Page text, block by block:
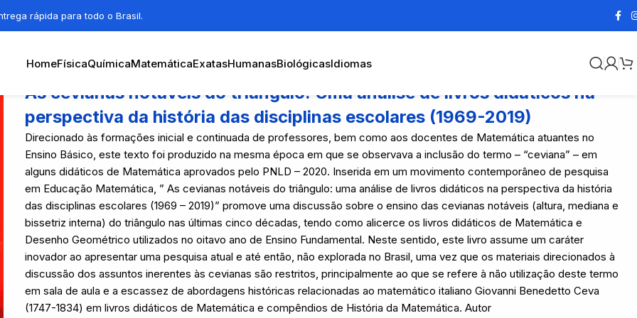
rápida para todo o Brasil.
HomeFísicaQuímicaMatemáticaExatasHumanasBiológicasIdiomas
As cevianas notáveis do triângulo: Uma análise de livros didáticos na
perspectiva da história das disciplinas escolares (1969-2019)
Direcionado às formações inicial e continuada de professores, bem como aos docentes de Matemática atuantes no
Ensino Básico, este texto foi produzido na mesma época em que se observava a inclusão do termo – “ceviana” – em
alguns didáticos de Matemática aprovados pelo PNLD – 2020. Inserida em um movimento contemporâneo de pesquisa
em Educação Matemática, ” As cevianas notáveis do triângulo: uma análise de livros didáticos na perspectiva da história
das disciplinas escolares (1969 – 2019)” promove uma discussão sobre o ensino das cevianas notáveis (altura, mediana e
bissetriz interna) do triângulo nas últimas cinco décadas, tendo como alicerce os livros didáticos de Matemática e
Desenho Geométrico utilizados no oitavo ano de Ensino Fundamental. Neste sentido, este livro assume um caráter
inovador ao apresentar uma pesquisa atual e até então, não explorada no Brasil, uma vez que os materiais direcionados à
discussão dos assuntos inerentes às cevianas são restritos, principalmente ao que se refere à não utilização deste termo
em sala de aula e a escassez de abordagens históricas relacionadas ao matemático italiano Giovanni Benedetto Ceva
(1747-1834) em livros didáticos de Matemática e compêndios de História da Matemática. Autor